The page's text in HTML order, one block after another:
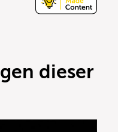
dieser